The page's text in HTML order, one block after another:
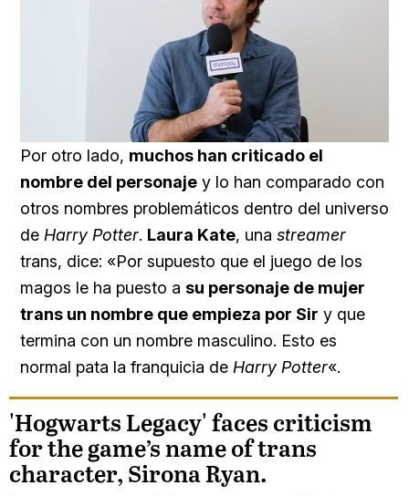
Unmute Loaded
45.22%
Por otro lado, muchos han criticado el
nombre del personaje y lo han comparado con
otros nombres problemáticos dentro del universo
de Harry Potter. Laura Kate, una streamer
trans, dice: «Por supuesto que el juego de los
magos le ha puesto a su personaje de mujer
trans un nombre que empieza por Sir y que
termina con un nombre masculino. Esto es
normal pata la franquicia de Harry Potter«.
'Hogwarts Legacy' faces criticism
for the game’s name of trans
character, Sirona Ryan.